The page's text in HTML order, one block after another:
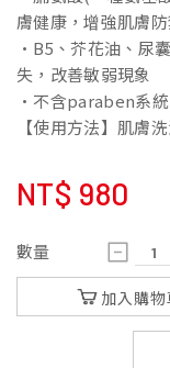
膚健康，增強肌膚
•B5、芥花油、尿
失，改善敏弱現象
•不含paraben系
【使用方法】肌膚
NT$ 980
數量
加入購物